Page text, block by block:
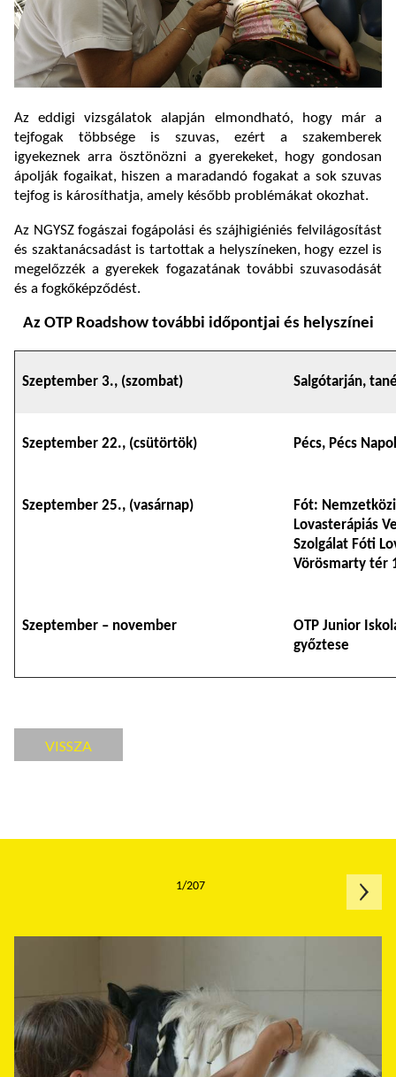
Az eddigi vizsgálatok alapján elmondható, hogy már a
tejfogak többsége is szuvas, ezért a szakemberek
igyekeznek arra ösztönözni a gyerekeket, hogy gondosan
ápolják fogaikat, hiszen a maradandó fogakat a sok szuvas
tejfog is károsíthatja, amely később problémákat okozhat.
Az NGYSZ fogászai fogápolási és szájhigiéniés felvilágosítást
és szaktanácsadást is tartottak a helyszíneken, hogy ezzel is
megelőzzék a gyerekek fogazatának további szuvasodását
és a fogkőképződést.
Az OTP Roadshow további időpontjai és helyszínei
Szeptember 3., (szombat) Salgótarján,
Szeptember 22., (csütörtök) Pécs, Pécs
Szeptember 25., (vasárnap)
Fót:
Lovasterápiás
Szolgálat Fóti
Vörösmarty tér
Szeptember – november
OTP Junior
győztese
VISSZA
1/207